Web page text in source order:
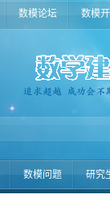
数模论坛 数模
数模问题 研究